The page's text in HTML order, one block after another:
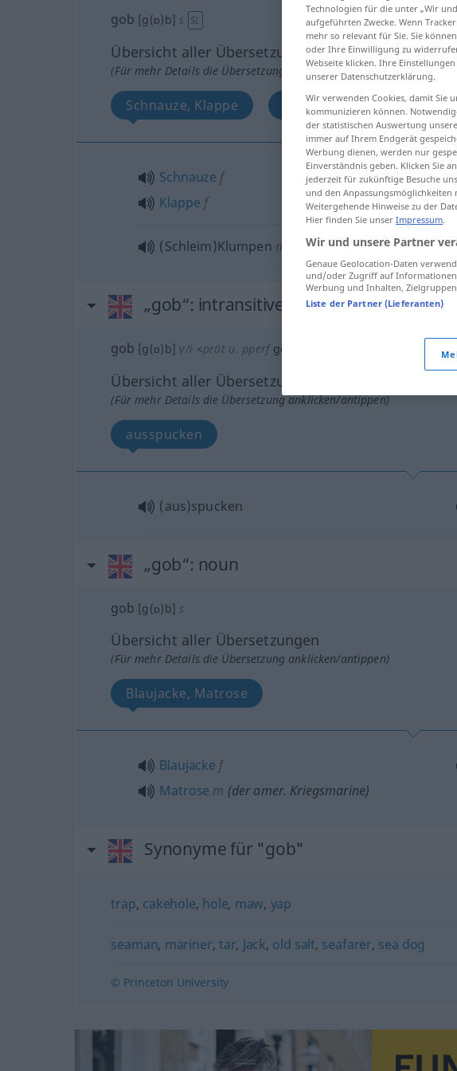
gob [g(ɒ)b] s SL
Übersicht aller Übersetzungen
(Für mehr Details die Übersetzung anklicken/antippen)
Schnauze, Klappe SchleimKlumpen
Schnauze f
Klappe f
(Schleim)Klumpen m
„gob“: intransitive verb
gob [g(ɒ)b] v/i <prät u. pperfgobbed
Übersicht aller Übersetzungen
(Für mehr Details die Übersetzung anklicken/antippen)
ausspucken
(aus)spucken
„gob“: noun
gob [g(ɒ)b] s
Übersicht aller Übersetzungen
(Für mehr Details die Übersetzung anklicken/antippen)
Blaujacke, Matrose
Blaujacke f
Matrose m (der amer. Kriegsmarine)
Synonyme für "gob"
trap, cakehole, hole, maw, yap
seaman, mariner, tar, Jack, old salt, seafarer, sea dog
© Princeton University
Technologien für die unter „Wir
aufgeführten Zwecke. Wenn
mehr so relevant für Sie. Sie
oder Ihre Einwilligung zu
Webseite klicken. Ihre
unserer Datenschutzerklärung.
Wir verwenden Cookies, damit Sie
kommunizieren können.
der statistischen Auswertung
immer auf Ihrem Endgerät
Werbung dienen, werden nur
Einverständnis geben. Klicken Sie
jederzeit für zukünftige Besuche
und den Anpassungsmöglichkeiten
Weitergehende Hinweise zu der
Hier finden Sie unser Impressum.
Wir und unsere Partner
Genaue Geolocation-Daten
und/oder Zugriff auf Informationen
Werbung und Inhalten,
Liste der Partner (Lieferanten)